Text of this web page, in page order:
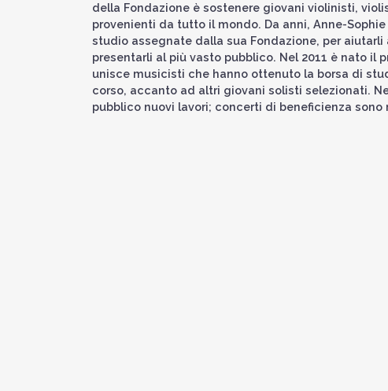
della Fondazione è sostenere giovani violinisti,
provenienti da tutto il mondo. Da anni, Anne-
studio assegnate dalla sua Fondazione, per
presentarli al più vasto pubblico. Nel 2011 è nato il
unisce musicisti che hanno ottenuto la borsa di
corso, accanto ad altri giovani solisti selezionati.
pubblico nuovi lavori; concerti di beneficienza